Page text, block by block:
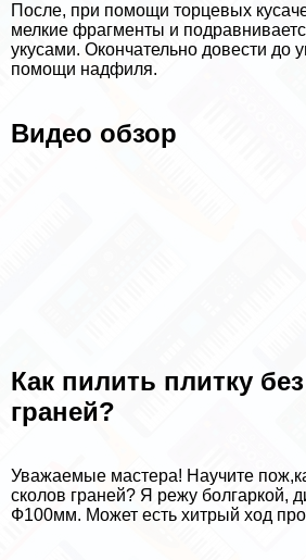
После, при помощи торцевых
мелкие фрагменты и
укусами. Окончательно довести до
помощи надфиля.
Видео обзор
Как пилить плитку
граней?
Уважаемые мастера! Научите
сколов граней? Я режу болгаркой,
Ф100мм. Может есть хитрый ход